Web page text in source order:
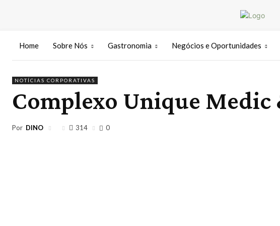
Home Sobre Nós Gastronomia Negócios e Oportunidades
NOTÍCIAS CORPORATIVAS
Complexo Unique Medic
Por DINO 314 0